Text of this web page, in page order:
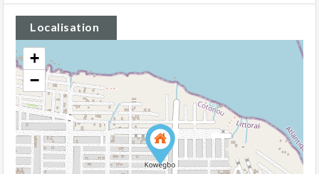
Localisation
+
−